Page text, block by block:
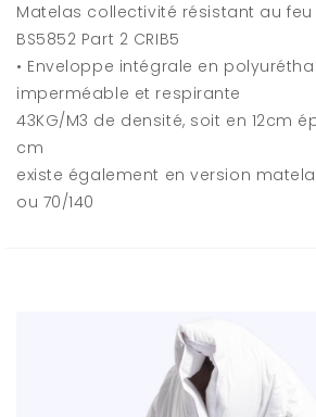
Matelas collectivité résistant au
BS5852 Part 2 CRIB5
• Enveloppe intégrale en
imperméable et respirante
43KG/M3 de densité, soit en 12cm
cm
existe également en version
ou 70/140